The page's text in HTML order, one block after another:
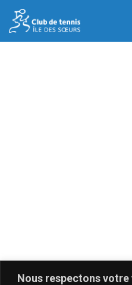
Nous respectons votre
[my_calendar id= »my-calendar